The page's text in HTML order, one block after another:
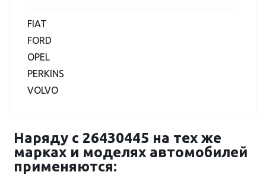
FIAT
FORD
OPEL
PERKINS
VOLVO
Наряду с 26430445 на тех же
марках и моделях автомобилей
применяются: